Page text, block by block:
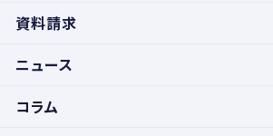
資料請求
ニュース
コラム